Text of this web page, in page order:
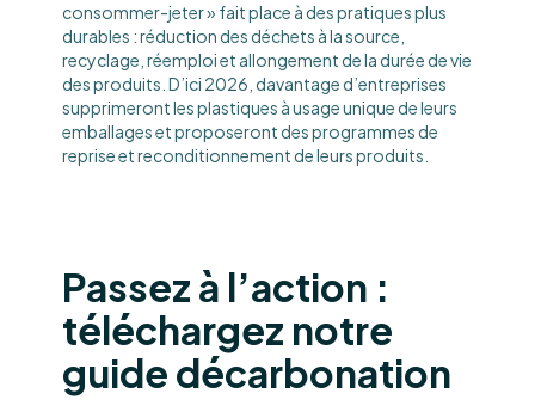
consommer-jeter » fait place à des pratiques plus
durables : réduction des déchets à la source,
recyclage, réemploi et allongement de la durée de vie
des produits. D’ici 2026, davantage d’entreprises
supprimeront les plastiques à usage unique de leurs
emballages et proposeront des programmes de
reprise et reconditionnement de leurs produits.
Passez à l’action :
téléchargez notre
guide décarbonation